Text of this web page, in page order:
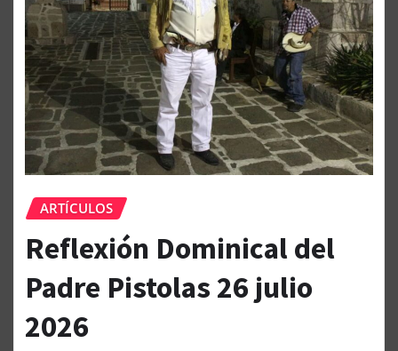
ARTÍCULOS
Reflexión Dominical del
Padre Pistolas 26 julio
2026